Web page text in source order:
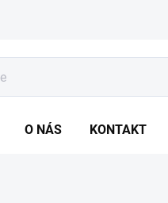
O NÁS KONTAKT